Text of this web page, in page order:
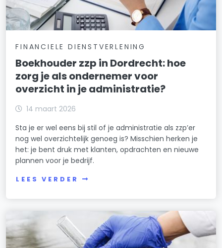
FINANCIELE DIENSTVERLENING
Boekhouder zzp in Dordrecht: hoe
zorg je als ondernemer voor
overzicht in je administratie?
14 maart 2026
Sta je er wel eens bij stil of je administratie als zzp’er
nog wel overzichtelijk genoeg is? Misschien herken je
het: je bent druk met klanten, opdrachten en nieuwe
plannen voor je bedrijf.
LEES VERDER